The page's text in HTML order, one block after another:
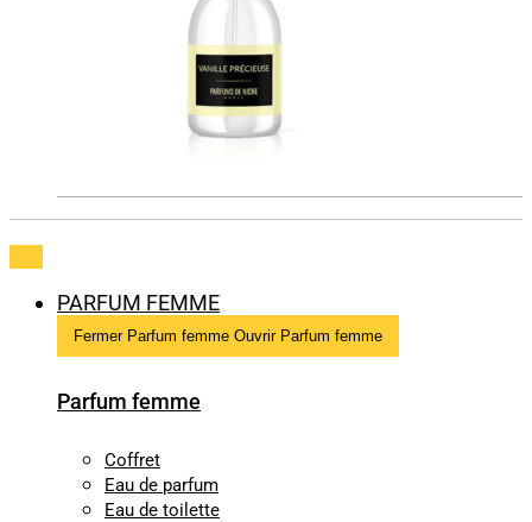
PARFUM FEMME
Fermer Parfum femme Ouvrir Parfum femme
Parfum femme
Coffret
Eau de parfum
Eau de toilette